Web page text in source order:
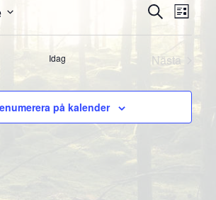
and
Views
Sök Lista
Idag
Nästa
på kalender